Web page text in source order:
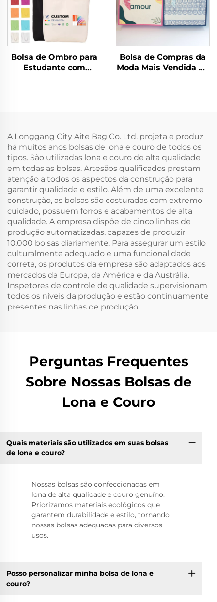
Publicidade, Natalino
Bolsa de Ombro para
Estudante com
Bolsa em Branco para
Publicidade
Bolsa de Compras da
Moda Mais Vendida de
Personalizável, com
Presentes
A Longgang City Aite Bag Co. Ltd. projeta e produz
há muitos anos bolsas de lona e couro de todos os
tipos. São utilizadas lona e couro de alta qualidade
em todas as bolsas. Artesãos qualificados prestam
atenção a todos os aspectos da construção para
garantir qualidade e estilo. Além de uma excelente
construção, as bolsas são costuradas com extremo
cuidado, possuem forros e acabamentos de alta
qualidade. A empresa dispõe de cinco linhas de
produção automatizadas, capazes de produzir
10.000 bolsas diariamente. Para assegurar um estilo
culturalmente adequado e uma funcionalidade
correta, os produtos da empresa são adaptados aos
mercados da Europa, da América e da Austrália.
Inspetores de controle de qualidade supervisionam
todos os níveis da produção e estão continuamente
presentes nas linhas de produção.
Perguntas Frequentes
Sobre Nossas Bolsas de
Lona e Couro
Quais materiais são utilizados em suas bolsas
de lona e couro?
Nossas bolsas são confeccionadas em
lona de alta qualidade e couro genuíno.
Priorizamos materiais ecológicos que
garantem durabilidade e estilo, tornando
nossas bolsas adequadas para diversos
usos.
Posso personalizar minha bolsa de lona e
couro?